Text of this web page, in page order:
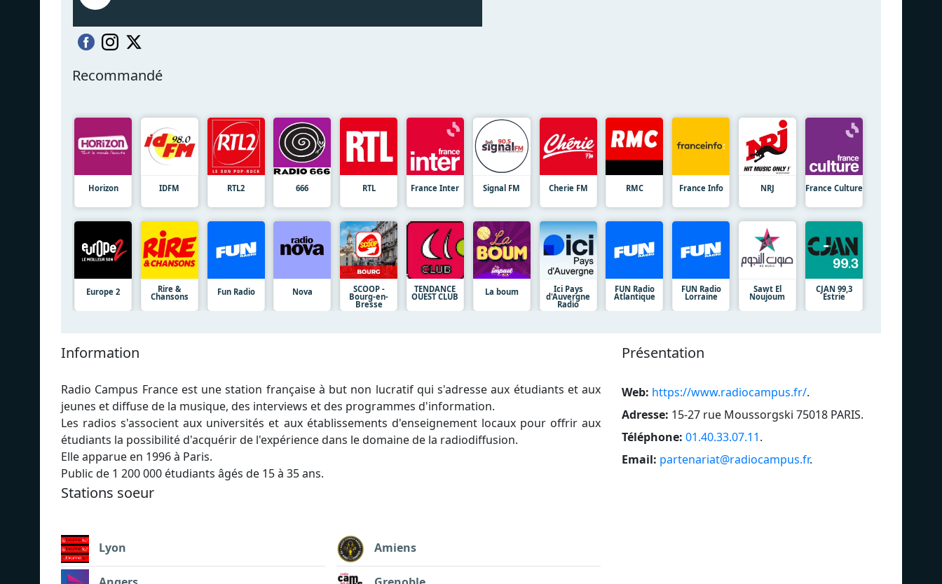
Recommandé
Horizon IDFM RTL2 666 RTL France Inter Signal FM Cherie FM RMC France Info NRJ France Culture
Europe 2 Rire &
Chansons Fun Radio Nova SCOOP -
Bourg-en-
Bresse
TENDANCE
OUEST CLUB La boum Ici Pays
d'Auvergne
Radio
FUN Radio
Atlantique
FUN Radio
Lorraine
Sawt El
Noujoum
CJAN 99,3
Estrie
Information
Radio Campus France est une station française à but non lucratif qui s'adresse aux étudiants et aux
jeunes et diffuse de la musique, des interviews et des programmes d'information.
Les radios s'associent aux universités et aux établissements d'enseignement locaux pour offrir aux
étudiants la possibilité d'acquérir de l'expérience dans le domaine de la radiodiffusion.
Elle apparue en 1996 à Paris.
Public de 1 200 000 étudiants âgés de 15 à 35 ans.
Stations soeur
Lyon Amiens
Présentation
Web: https://www.radiocampus.fr/.
Adresse: 15-27 rue Moussorgski 75018 PARIS.
Téléphone: 01.40.33.07.11.
Email: partenariat@radiocampus.fr.